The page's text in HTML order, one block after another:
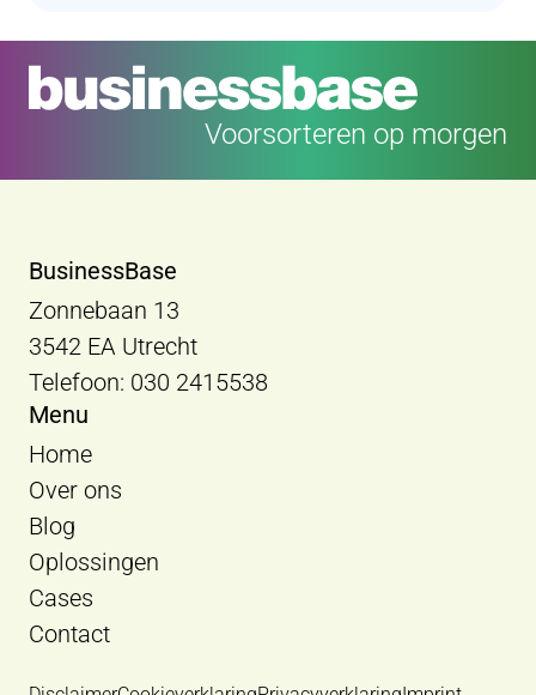
Voorsorteren op morgen
BusinessBase
Zonnebaan 13
3542 EA Utrecht
Telefoon: 030 2415538
Menu
Home
Over ons
Blog
Oplossingen
Cases
Contact